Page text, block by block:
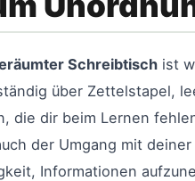
Schreibtisch ist
über Zettelstapel,
die dir beim Lernen
der Umgang mit
Informationen